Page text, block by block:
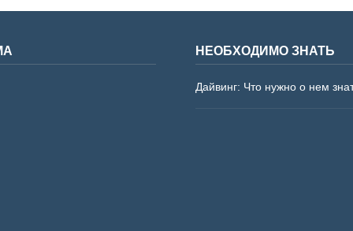
НЕОБХОДИМО ЗНАТЬ
Дайвинг: Что нужно о нем